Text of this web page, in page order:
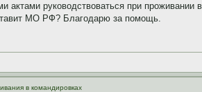
актами руководствоваться при
МО РФ? Благодарю за помощь.
в командировках